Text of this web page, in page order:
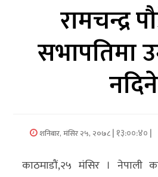
विज्ञान
रामचन्द्र
सभापतिमा
नदिने
शनिबार, मंसिर २५, २०७८| १३:००:४० |
काठमाडौं,२५ मंसिर । नेपाली